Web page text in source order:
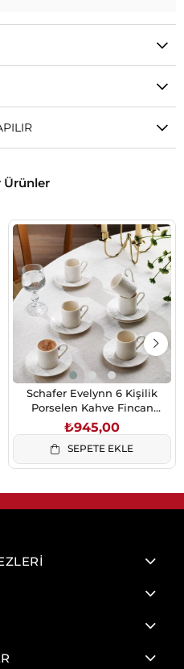
Ürünler
Schafer Evelynn 6 Kişilik
Porselen Kahve Fincan
Takımı 12 Parça Non02
₺945,00
SEPETE EKLE